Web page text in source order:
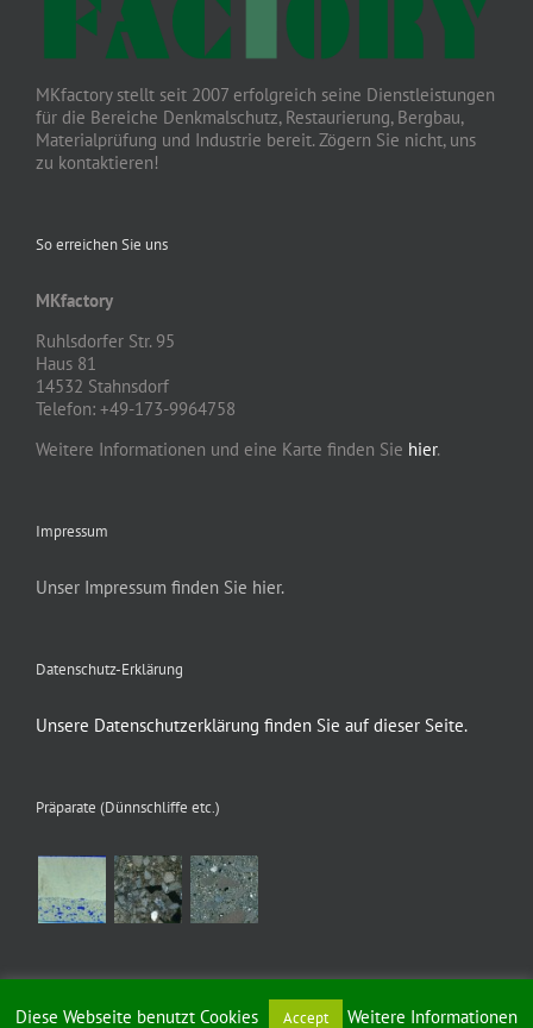
MKfactory stellt seit 2007 erfolgreich seine Dienstleistungen
für die Bereiche Denkmalschutz, Restaurierung, Bergbau,
Materialprüfung und Industrie bereit. Zögern Sie nicht, uns
zu kontaktieren!
So erreichen Sie uns
MKfactory
Ruhlsdorfer Str. 95
Haus 81
14532 Stahnsdorf
Telefon: +49-173-9964758
Weitere Informationen und eine Karte finden Sie hier.
Impressum
Unser Impressum finden Sie hier.
Datenschutz-Erklärung
Unsere Datenschutzerklärung finden Sie auf dieser Seite.
Präparate (Dünnschliffe etc.)
Diese Webseite benutzt Cookies Accept Weitere Informationen